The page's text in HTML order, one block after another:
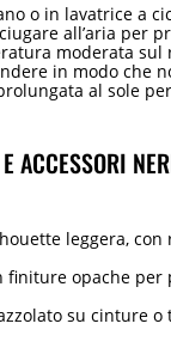
o in lavatrice a
all’aria per
moderata sul
in modo che
al sole
ACCESSORI
leggera, con
finiture opache per
su cinture o